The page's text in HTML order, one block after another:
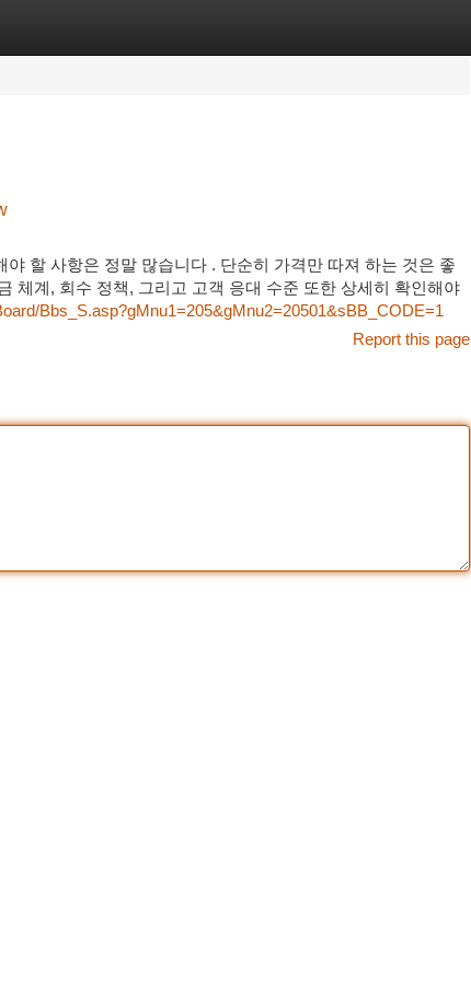
할 사항은 정말 많습니다 . 단순히 가격만 따져 하는 것은 좋
체계, 회수 정책, 그리고 고객 응대 수준 또한 상세히 확인해야
Bbs_S.asp?gMnu1=205&gMnu2=20501&sBB_CODE=1
Report this page